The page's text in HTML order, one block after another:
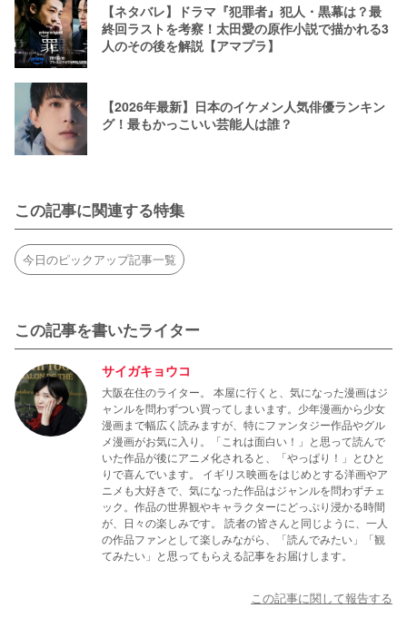
【ネタバレ】ドラマ『犯罪者』犯人・黒幕は？最
終回ラストを考察！太田愛の原作小説で描かれる3
人のその後を解説【アマプラ】
【2026年最新】日本のイケメン人気俳優ランキン
グ！最もかっこいい芸能人は誰？
この記事に関連する特集
今日のピックアップ記事一覧
この記事を書いたライター
サイガキョウコ
大阪在住のライター。 本屋に行くと、気になった漫画はジ
ャンルを問わずつい買ってしまいます。少年漫画から少女
漫画まで幅広く読みますが、特にファンタジー作品やグル
メ漫画がお気に入り。「これは面白い！」と思って読んで
いた作品が後にアニメ化されると、「やっぱり！」とひと
りで喜んでいます。 イギリス映画をはじめとする洋画やア
ニメも大好きで、気になった作品はジャンルを問わずチェ
ック。作品の世界観やキャラクターにどっぷり浸かる時間
が、日々の楽しみです。 読者の皆さんと同じように、一人
の作品ファンとして楽しみながら、「読んでみたい」「観
てみたい」と思ってもらえる記事をお届けします。
この記事に関して報告する